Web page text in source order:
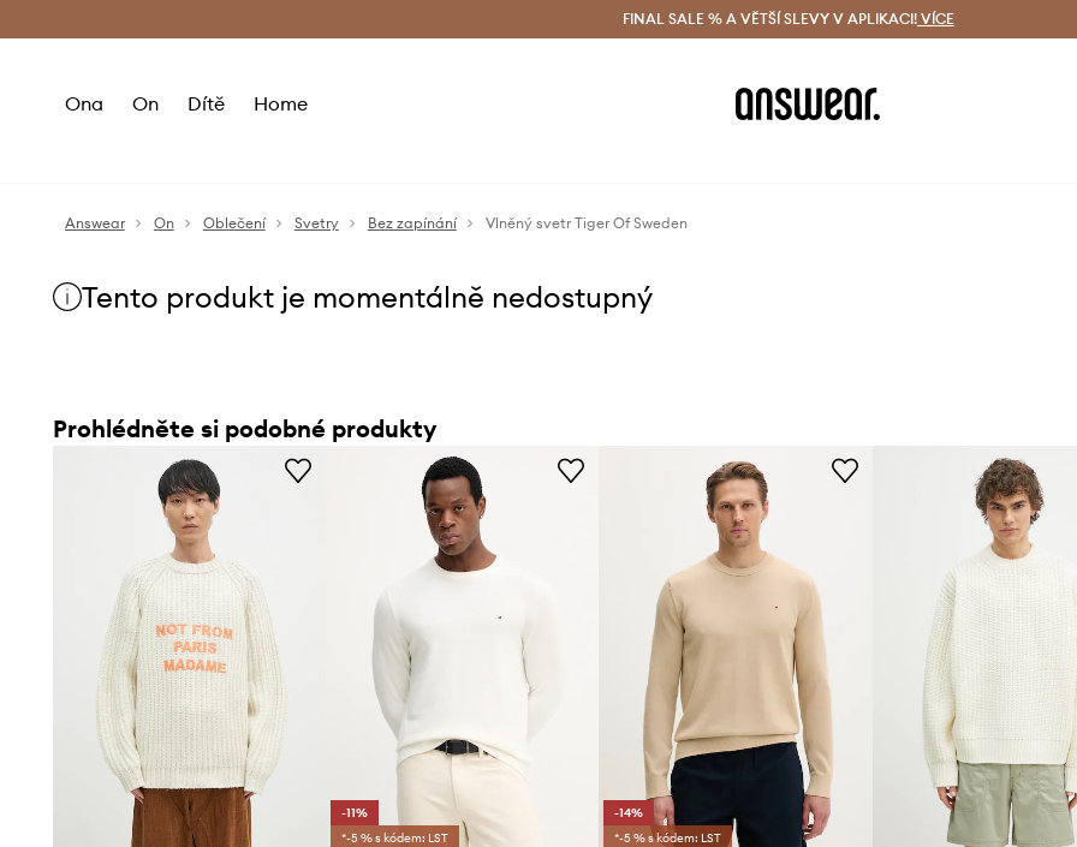
Doručení a vrácení zdarma (od 1800 Kč) Doručení i do 24 h
FINAL SALE % A VĚTŠÍ SLEVY V APLIKACI! VÍCE
Ona On Dítě Home
Answear On Oblečení Svetry Bez zapínání Vlněný svetr Tiger Of Sweden
Tento produkt je momentálně nedostupný
Prohlédněte si podobné produkty
-11%
*-5 % s kódem: LST
-14%
*-5 % s kódem: LST